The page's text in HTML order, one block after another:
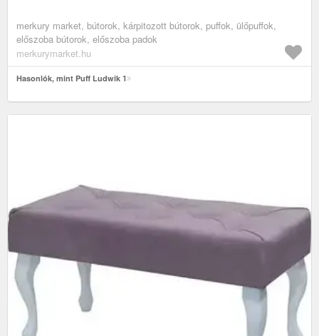
merkury market, bútorok, kárpitozott bútorok, puffok, ülőpuffok,
előszoba bútorok, előszoba padok
merkurymarket.hu
Hasonlók, mint Puff Ludwik 1